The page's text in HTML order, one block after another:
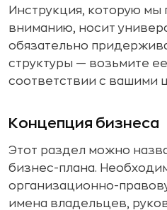
Инструкция, которую
вниманию, носит
обязательно
структуры — возьмите
соответствии с вашими
Концепция бизнеса
Этот раздел можно
бизнес-плана.
организационно-
имена владельцев,